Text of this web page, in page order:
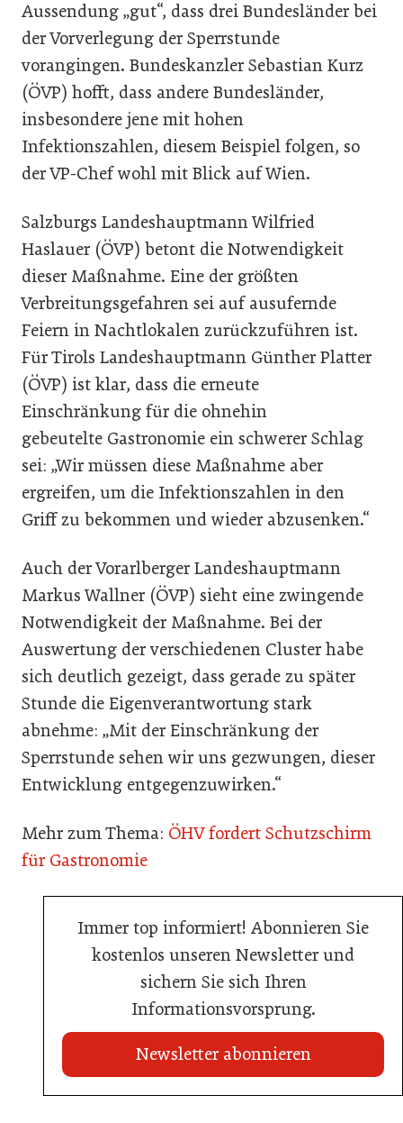
Aussendung „gut“, dass drei Bundesländer bei
der Vorverlegung der Sperrstunde
vorangingen. Bundeskanzler Sebastian Kurz
(ÖVP) hofft, dass andere Bundesländer,
insbesondere jene mit hohen
Infektionszahlen, diesem Beispiel folgen, so
der VP-Chef wohl mit Blick auf Wien.
Salzburgs Landeshauptmann Wilfried
Haslauer (ÖVP) betont die Notwendigkeit
dieser Maßnahme. Eine der größten
Verbreitungsgefahren sei auf ausufernde
Feiern in Nachtlokalen zurückzuführen ist.
Für Tirols Landeshauptmann Günther Platter
(ÖVP) ist klar, dass die erneute
Einschränkung für die ohnehin
gebeutelte Gastronomie ein schwerer Schlag
sei: „Wir müssen diese Maßnahme aber
ergreifen, um die Infektionszahlen in den
Griff zu bekommen und wieder abzusenken.“
Auch der Vorarlberger Landeshauptmann
Markus Wallner (ÖVP) sieht eine zwingende
Notwendigkeit der Maßnahme. Bei der
Auswertung der verschiedenen Cluster habe
sich deutlich gezeigt, dass gerade zu später
Stunde die Eigenverantwortung stark
abnehme: „Mit der Einschränkung der
Sperrstunde sehen wir uns gezwungen, dieser
Entwicklung entgegenzuwirken.“
Mehr zum Thema: ÖHV fordert Schutzschirm
für Gastronomie
Immer top informiert! Abonnieren Sie
kostenlos unseren Newsletter und
sichern Sie sich Ihren
Informationsvorsprung.
Newsletter abonnieren